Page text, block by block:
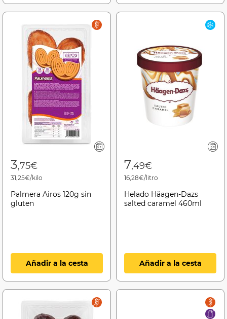
3,75€
31,25€/kilo
Palmera Airos 120g sin
gluten
Añadir a la cesta
7,49€
16,28€/litro
Helado Häagen-Dazs
salted caramel 460ml
Añadir a la cesta